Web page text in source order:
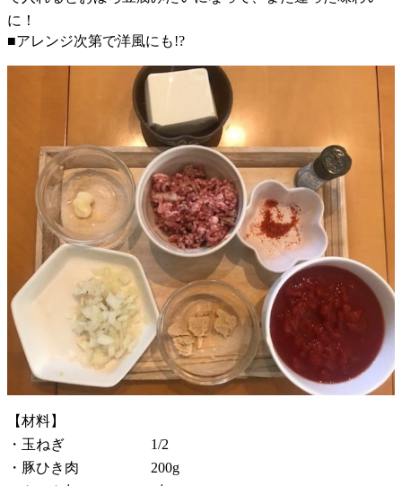
に！
■アレンジ次第で洋風にも!?
【材料】
・玉ねぎ 1/2
・豚ひき肉 200g